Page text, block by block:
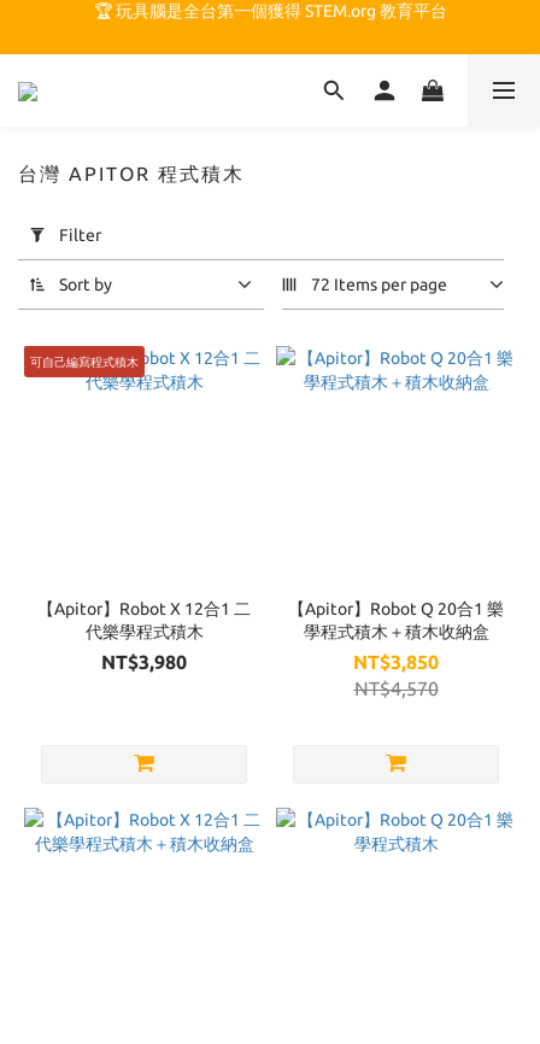
🏆 玩具腦是全台第一個獲得 STEM.org 教育平台
🍎 玩具腦最特別的 VIP 制度 👉
Filter
(0/20)
Range
(NT$)
Apitor
台灣 APITOR 程式積木
Filter
Sort by 72 Items per page
可自己編寫程式積木
【Apitor】Robot X 12合1 二
代樂學程式積木
NT$3,980
【Apitor】Robot Q 20合1 樂
學程式積木＋積木收納盒
NT$3,850
NT$4,570